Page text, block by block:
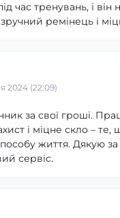
час тренувань, і він
ремінець і
2024 (22:09)
за свої гроші.
і міцне скло – те,
життя. Дякую
сервіс.